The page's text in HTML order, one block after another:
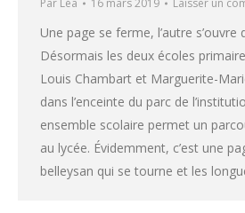
Une page se ferme, l’autre s’ouvre
Désormais les deux écoles
Louis Chambart et Marguerite-
dans l’enceinte du parc de
ensemble scolaire permet un
au lycée. Évidemment, c’est une
belleysan qui se tourne et les